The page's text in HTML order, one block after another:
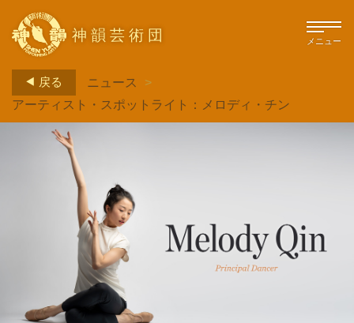
神韻芸術団 メニュー
戻る ニュース
>
アーティスト・スポットライト：メロディ・チン